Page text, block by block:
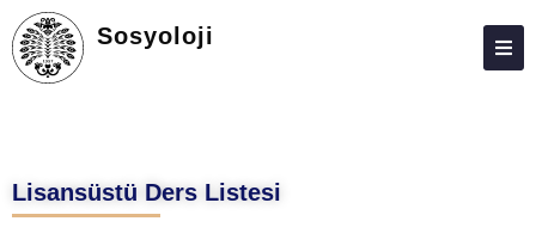
Sosyoloji
LISANS
Lisansüstü Ders Listesi